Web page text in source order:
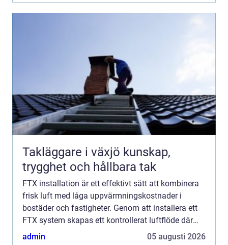
Takläggare i växjö kunskap,
trygghet och hållbara tak
FTX installation är ett effektivt sätt att kombinera
frisk luft med låga uppvärmningskostnader i
bostäder och fastigheter. Genom att installera ett
FTX system skapas ett kontrollerat luftflöde där
den varma fr&arin...
admin 05 augusti 2026